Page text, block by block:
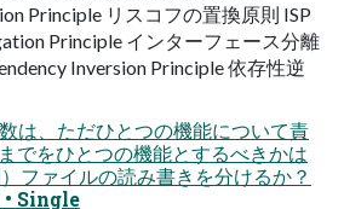
Principle リスコフの置換原則 ISP
Principle インターフェース分離
Inversion Principle 依存性逆
は、ただひとつの機能について責
でをひとつの機能とするべきかは
ファイルの読み書きを分けるか？
• Single